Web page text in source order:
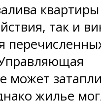
квартиры
так и
может
жилье